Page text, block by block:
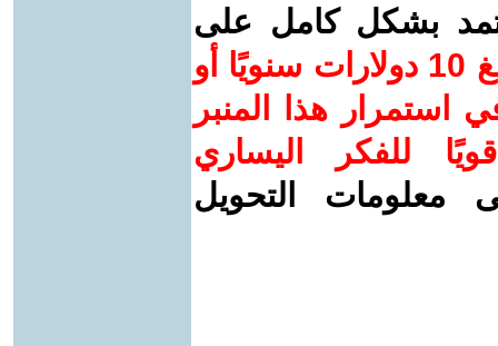
بشكل كامل على
ساهم/ي معنا! بدعمكم بمبلغ 10 دولارات سنويًا أو
استمرار هذا المنبر
للفكر اليساري
معلومات التحويل